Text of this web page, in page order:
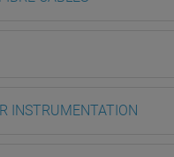
INSTRUMENTATION